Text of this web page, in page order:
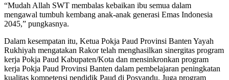
“Mudah Allah SWT membalas kebaikan ibu semua dalam
mengawal tumbuh kembang anak-anak generasi Emas Indonesia
2045,” pungkasnya.
Dalam kesempatan itu, Ketua Pokja Paud Provinsi Banten Yayah
Rukhiyah mengatakan Rakor telah menghasilkan sinergitas program
kerja Pokja Paud Kabupaten/Kota dan mensinkronkan program
kerja Pokja Paud Provinsi Banten dalam pembelajaran peningkatan
kualitas kompetensi pendidik Paud di Posyandu. Juga program